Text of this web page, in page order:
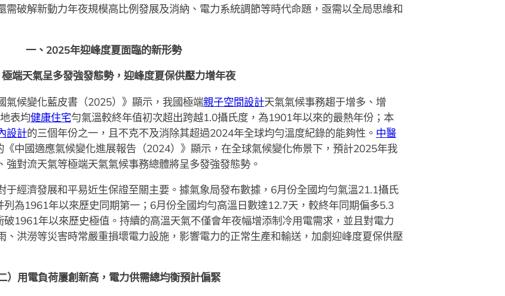
破解新動力年夜規模高比例發展及消納、電力系統調節等時代命題，亟需以全局思維和
一、2025年迎峰度夏面臨的新形勢
極端天氣呈多發強發態勢，迎峰度夏保供壓力增年夜
氣候變化藍皮書（2025）》顯示，我國極端親子空間設計天氣氣候事務趨于增多、增
表均健康住宅勻氣溫較終年值初次超出跨越1.0攝氏度，為1901年以來的最熱年份；本
設計的三個年份之一，且不克不及消除其超過2024年全球均勻溫度紀錄的能夠性。 中醫
中國適應氣候變化進展報告（2024）》顯示，在全球氣候變化佈景下，預計2025年我
對流天氣等極端天氣氣候事務總體將呈多發強發態勢。
于經濟發展和平易近生保證至關主要。據氣象局發布數據，6月份全國均勻氣溫21.1攝氏
為1961年以來歷史同期第一；6月份全國均勻高溫日數達12.7天，較終年同期偏多5.3
1961年以來歷史極值。持續的高溫天氣不僅會年夜幅增添制冷用電需求，並且對電力
洪澇等災害時常嚴重損壞電力設施，影響電力的正常生產和輸送，加劇迎峰度夏保供壓
二）用電負荷屢創新高，電力供需總均衡預計偏緊